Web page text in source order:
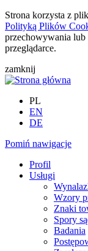
Strona korzysta z
Polityką Plików
przechowywania
przeglądarce.
zamknij
PL
EN
DE
Pomiń nawigacje
Profil
Usługi
Wzory
Znaki
Spory
Badania